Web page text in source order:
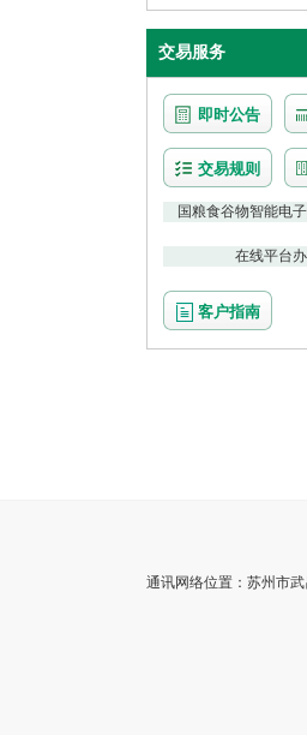
交易服务
即时公告
交易规则
国粮食谷物智能电
在线平台
客户指南
通讯网络位置：苏州市